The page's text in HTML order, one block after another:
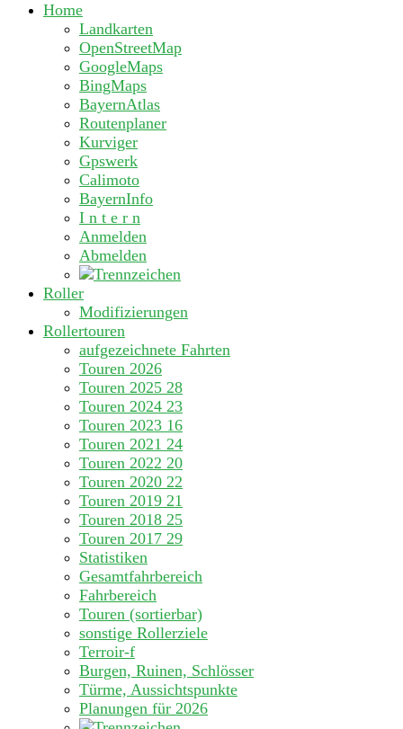
Home
Landkarten
OpenStreetMap
GoogleMaps
BingMaps
BayernAtlas
Routenplaner
Kurviger
Gpswerk
Calimoto
BayernInfo
I n t e r n
Anmelden
Abmelden
Roller
Modifizierungen
Rollertouren
aufgezeichnete Fahrten
Touren 2026
Touren 2025 28
Touren 2024 23
Touren 2023 16
Touren 2021 24
Touren 2022 20
Touren 2020 22
Touren 2019 21
Touren 2018 25
Touren 2017 29
Statistiken
Gesamtfahrbereich
Fahrbereich
Touren (sortierbar)
sonstige Rollerziele
Terroir-f
Burgen, Ruinen, Schlösser
Türme, Aussichtspunkte
Planungen für 2026